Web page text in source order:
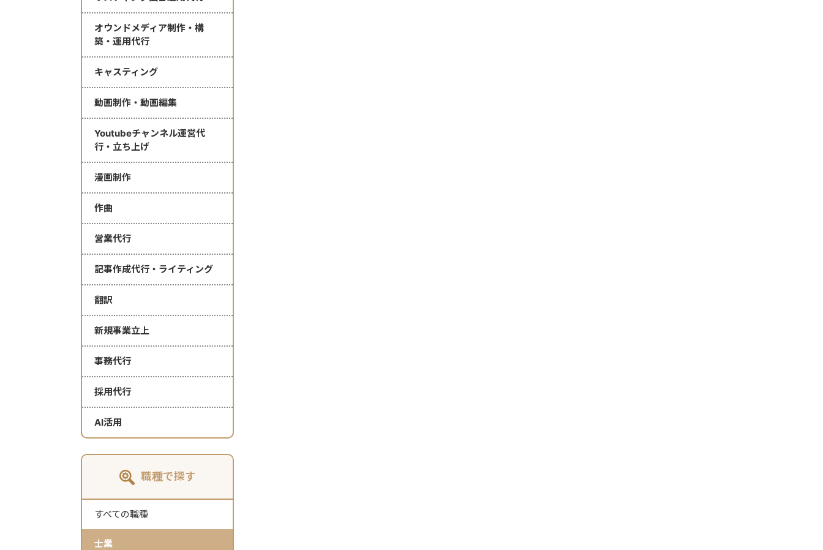
オウンドメディア制作・構
築・運用代行
キャスティング
動画制作・動画編集
Youtubeチャンネル運営代
行・立ち上げ
漫画制作
作曲
営業代行
記事作成代行・ライティング
翻訳
新規事業立上
事務代行
採用代行
AI活用
職種で探す
すべての職種
士業